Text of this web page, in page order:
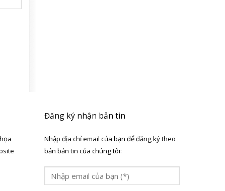
Đăng ký nhận bản tin
Nhập địa chỉ email của bạn để đăng ký theo
bản bản tin của chúng tôi: